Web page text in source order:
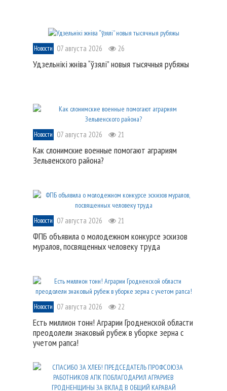
Новости 07 августа 2026 26
Удзельнікі жніва “ўзялі” новыя тысячныя рубяжы
Новости 07 августа 2026 21
Как слонимские военные помогают аграриям
Зельвенского района?
Новости 07 августа 2026 21
ФПБ объявила о молодежном конкурсе эскизов
муралов, посвященных человеку труда
Новости 07 августа 2026 22
Есть миллион тонн! Аграрии Гродненской области
преодолели знаковый рубеж в уборке зерна с
учетом рапса!